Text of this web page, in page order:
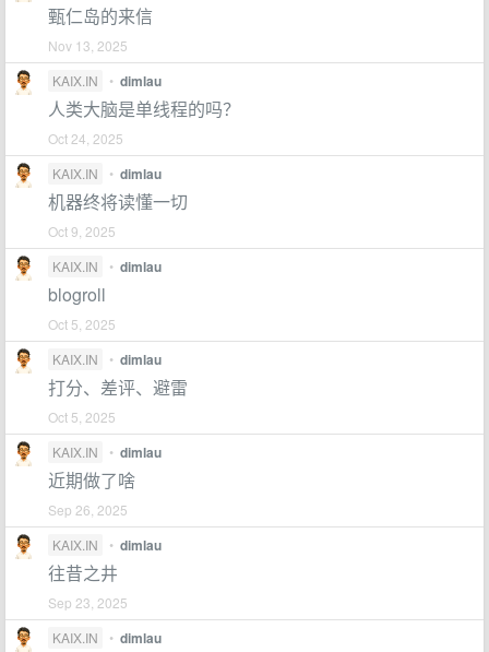
甄仁岛的来信
Nov 13, 2025
KAIX.IN
• dimlau
人类大脑是单线程的吗？
Oct 24, 2025
KAIX.IN
• dimlau
机器终将读懂一切
Oct 9, 2025
KAIX.IN
• dimlau
blogroll
Oct 5, 2025
KAIX.IN
• dimlau
打分、差评、避雷
Oct 5, 2025
KAIX.IN
• dimlau
近期做了啥
Sep 26, 2025
KAIX.IN
• dimlau
往昔之井
Sep 23, 2025
KAIX.IN
• dimlau